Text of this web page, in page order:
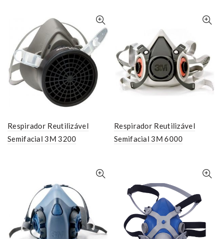
Respirador Reutilizável
Semifacial 3M 3200
Respirador Reutilizável
Semifacial 3M 6000